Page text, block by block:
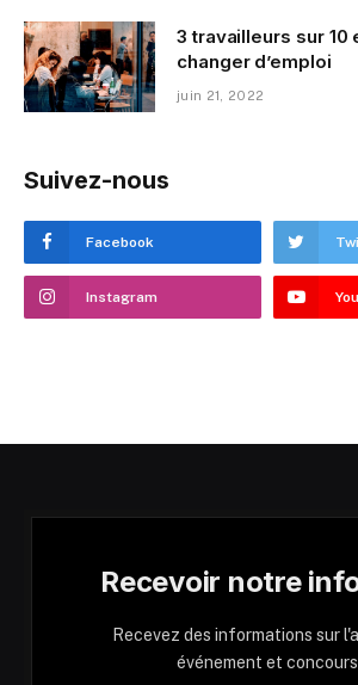
3 travailleurs sur 10
changer d’emploi
juin 21, 2022
Suivez-nous
Facebook
Instagram
Recevoir notre
Recevez des informations sur
événement et concours